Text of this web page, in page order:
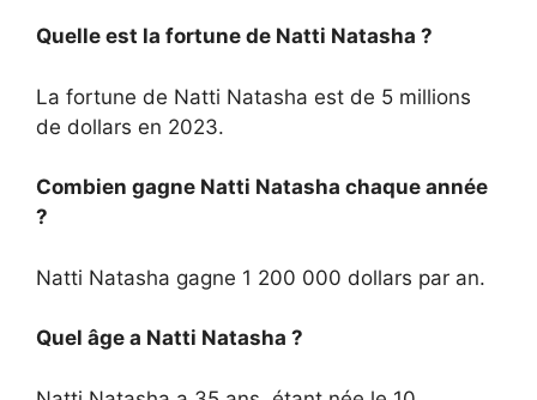
Quelle est la fortune de Natti Natasha ?
La fortune de Natti Natasha est de 5 millions
de dollars en 2023.
Combien gagne Natti Natasha chaque année
?
Natti Natasha gagne 1 200 000 dollars par an.
Quel âge a Natti Natasha ?